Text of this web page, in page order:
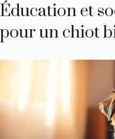
Éducation et
pour un chiot